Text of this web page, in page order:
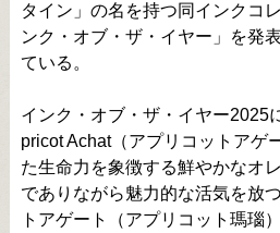
タイン」の名を持つ同インクコ
ンク・オブ・ザ・イヤー」を発
ている。
インク・オブ・ザ・イヤー2025
pricot Achat（アプリコットアゲ
た生命力を象徴する鮮やかなオ
でありながら魅力的な活気を放
トアゲート（アプリコット瑪瑙